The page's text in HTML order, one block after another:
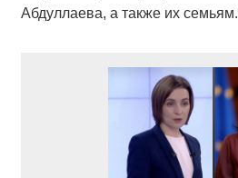
Абдуллаева, а также их семьям.